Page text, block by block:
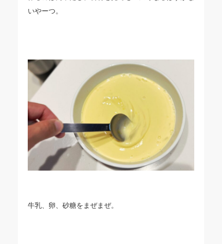
いやーつ。
牛乳、卵、砂糖をまぜまぜ。